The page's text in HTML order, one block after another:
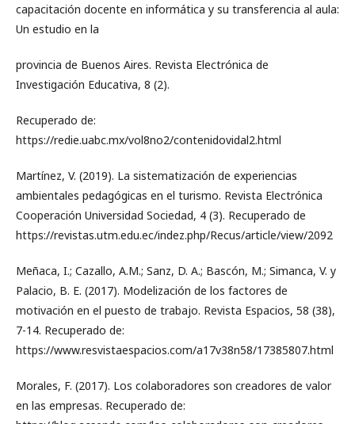
capacitación docente en informática y su transferencia al aula:
Un estudio en la
provincia de Buenos Aires. Revista Electrónica de
Investigación Educativa, 8 (2).
Recuperado de:
https://redie.uabc.mx/vol8no2/contenidovidal2.html
Martínez, V. (2019). La sistematización de experiencias
ambientales pedagógicas en el turismo. Revista Electrónica
Cooperación Universidad Sociedad, 4 (3). Recuperado de
https://revistas.utm.edu.ec/indez.php/Recus/article/view/2092
Meñaca, I.; Cazallo, A.M.; Sanz, D. A.; Bascón, M.; Simanca, V. y
Palacio, B. E. (2017). Modelización de los factores de
motivación en el puesto de trabajo. Revista Espacios, 58 (38),
7-14. Recuperado de:
https://www.resvistaespacios.com/a17v38n58/17385807.html
Morales, F. (2017). Los colaboradores son creadores de valor
en las empresas. Recuperado de: